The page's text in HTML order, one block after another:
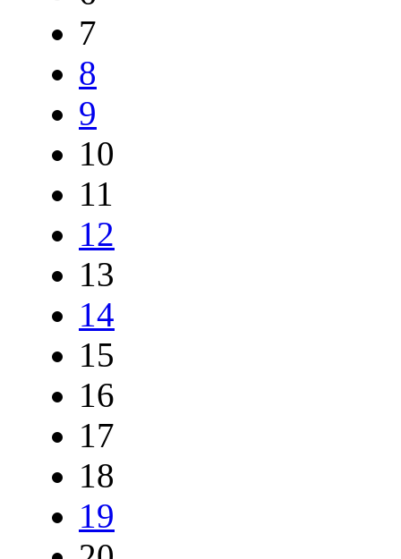
7
8
9
10
11
12
13
14
15
16
17
18
19